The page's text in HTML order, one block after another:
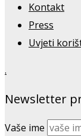
Kontakt
Press
Uvjeti
.
Newsletter
Vaše ime